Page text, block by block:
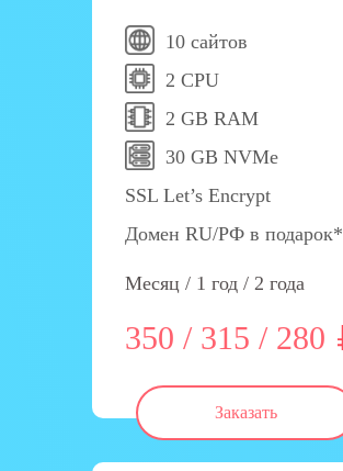
10 сайтов
2 CPU
2 GB RAM
30 GB NVMe
SSL Let’s Encrypt
Домен RU/РФ в подарок*
Месяц / 1 год / 2 года
350 / 315 / 280
Заказать